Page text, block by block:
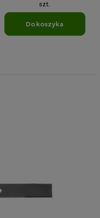
szt.
do koszyka